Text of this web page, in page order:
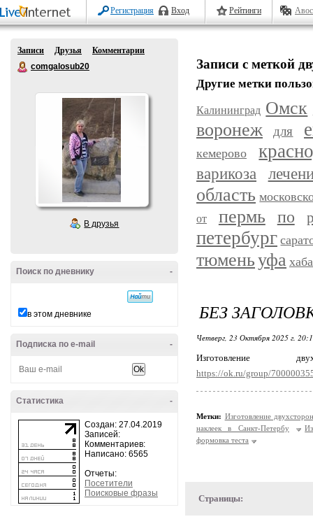
Регистрация Вход Рейтинги
Записи Друзья
Комментарии
comgalosub20
В друзья
-
Поиск по дневнику
в этом дневнике
-
Подписка по e-mail
-
Статистика
Создан: 27.04.2019
Записей:
Комментариев:
Написано: 6565
Отчеты:
Посетители
Поисковые фразы
Записи с меткой
Другие метки
Калининград Омск
воронеж для
кемерово
варикоза
область
от пермь по
петербург
тюменьуфа
БЕЗ
Четверг, 23 Октября 2025 г.
Изготовление
https://ok.ru/group/
Метки: Изготовление
наклеек в Санкт-Петербу
формовка теста
Страницы: